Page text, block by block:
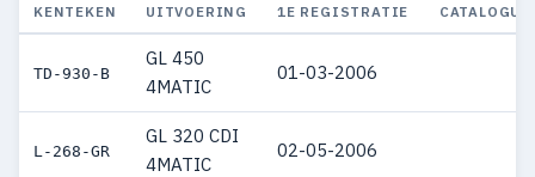
KENTEKEN UITVOERING 1E REGISTRATIE
TD-930-B
GL 450
4MATIC
01-03-2006
L-268-GR
GL 320 CDI
4MATIC
02-05-2006